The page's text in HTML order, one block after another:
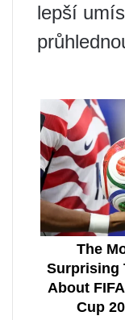
lepší